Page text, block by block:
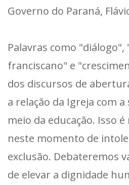
Governo do Paraná,
Palavras como "diálogo",
franciscano" e
dos discursos de
a relação da Igreja com
meio da educação. Isso
neste momento de
exclusão. Debateremos
de elevar a dignidade